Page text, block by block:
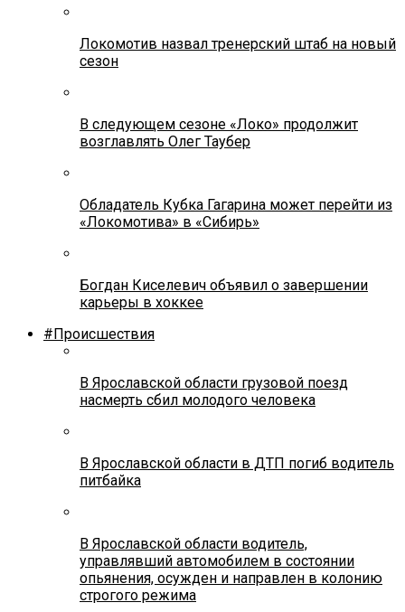
Локомотив назвал тренерский штаб на новый
сезон
В следующем сезоне «Локо» продолжит
возглавлять Олег Таубер
Обладатель Кубка Гагарина может перейти из
«Локомотива» в «Сибирь»
Богдан Киселевич объявил о завершении
карьеры в хоккее
#Происшествия
В Ярославской области грузовой поезд
насмерть сбил молодого человека
В Ярославской области в ДТП погиб водитель
питбайка
В Ярославской области водитель,
управлявший автомобилем в состоянии
опьянения, осужден и направлен в колонию
строгого режима